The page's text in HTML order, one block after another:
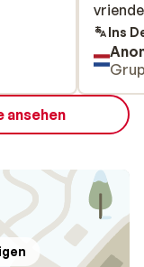
Ins
ansehen